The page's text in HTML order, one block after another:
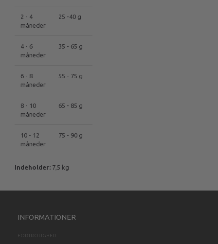
2 - 4
måneder
25 -40 g
4 - 6
måneder
35 - 65 g
6 - 8
måneder
55 - 75 g
8 - 10
måneder
65 - 85 g
10 - 12
måneder
75 - 90 g
Indeholder: 7,5 kg
INFORMATIONER
FORTROLIGHED